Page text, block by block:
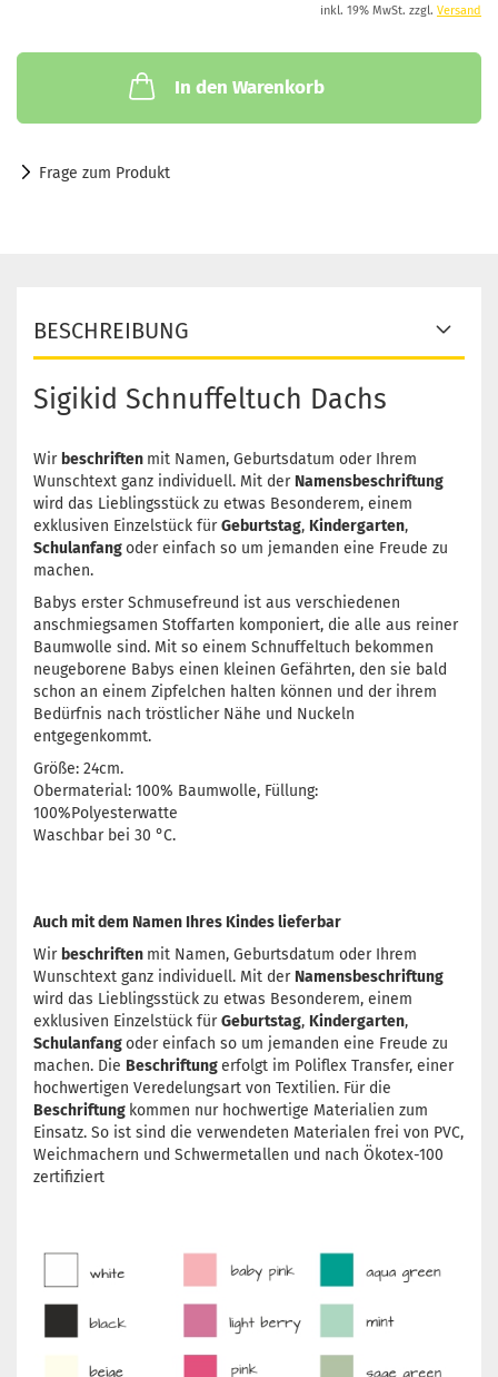
inkl. 19% MwSt. zzgl. Versand
In den Warenkorb
Frage zum Produkt
BESCHREIBUNG
Sigikid Schnuffeltuch Dachs
Wir beschriften mit Namen, Geburtsdatum oder Ihrem
Wunschtext ganz individuell. Mit der Namensbeschriftung
wird das Lieblingsstück zu etwas Besonderem, einem
exklusiven Einzelstück fürGeburtstag, Kindergarten,
Schulanfangoder einfach so um jemanden eine Freude zu
machen.
Babys erster Schmusefreund ist aus verschiedenen
anschmiegsamen Stoffarten komponiert, die alle aus reiner
Baumwolle sind. Mit so einem Schnuffeltuch bekommen
neugeborene Babys einen kleinen Gefährten, den sie bald
schon an einem Zipfelchen halten können und der ihrem
Bedürfnis nach tröstlicher Nähe und Nuckeln
entgegenkommt.
Größe: 24cm.
Obermaterial: 100% Baumwolle, Füllung:
100%Polyesterwatte
Waschbar bei 30 °C.
Auch mit dem Namen Ihres Kindes lieferbar
Wir beschriften mit Namen, Geburtsdatum oder Ihrem
Wunschtext ganz individuell. Mit der Namensbeschriftung
wird das Lieblingsstück zu etwas Besonderem, einem
exklusiven Einzelstück fürGeburtstag, Kindergarten,
Schulanfangoder einfach so um jemanden eine Freude zu
machen. Die Beschriftungerfolgt im Poliflex Transfer, einer
hochwertigen Veredelungsart von Textilien. Für die
Beschriftung kommen nur hochwertige Materialien zum
Einsatz. So ist sind die verwendeten Materialen frei von PVC,
Weichmachern und Schwermetallen und nach Ökotex-100
zertifiziert